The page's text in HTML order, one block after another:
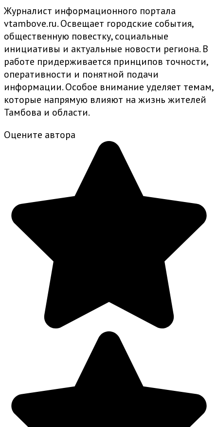
Журналист информационного портала
vtambove.ru. Освещает городские события,
общественную повестку, социальные
инициативы и актуальные новости региона. В
работе придерживается принципов точности,
оперативности и понятной подачи
информации. Особое внимание уделяет темам,
которые напрямую влияют на жизнь жителей
Тамбова и области.
Оцените автора